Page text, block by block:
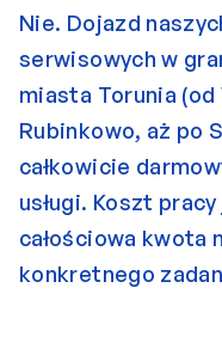
Nie. Dojazd
serwisowych w
miasta Torunia
Rubinkowo, aż po
całkowicie
usługi. Koszt
całościowa
konkretnego